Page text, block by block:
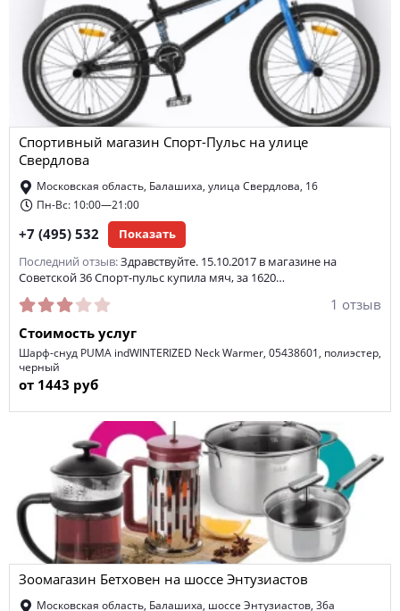
Спортивный магазин Спорт-Пульс на улице
Свердлова
Московская область, Балашиха, улица Свердлова, 16
Пн-Вс: 10:00—21:00
+7 (495) 532 Показать
Последний отзыв: Здравствуйте. 15.10.2017 в магазине на
Советской 36 Спорт-пульс купила мяч, за 1620…
1 отзыв
Стоимость услуг
Шарф-снуд PUMA indWINTERIZED Neck Warmer, 05438601, полиэстер,
черный
от 1443 руб
Зоомагазин Бетховен на шоссе Энтузиастов
Московская область, Балашиха, шоссе Энтузиастов, 36а